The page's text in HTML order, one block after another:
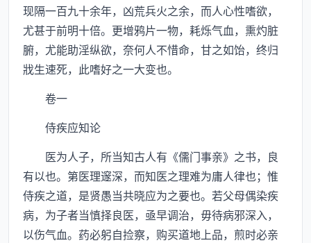
现隔一百九十余年，凶荒兵火之余，而人心性嗜欲，
尤甚于前明十倍。更增鸦片一物，耗烁气血，熏灼脏
腑，尤能助淫纵欲，奈何人不惜命，甘之如饴，终归
戕生速死，此嗜好之一大变也。
卷一
侍疾应知论
医为人子，所当知古人有《儒门事亲》之书，良
有以也。第医理邃深，而知医之理难为庸人律也；惟
侍疾之道，是贤愚当共晓应为之要也。若父母偶染疾
病，为子者当慎择良医，亟早调治，毋待病邪深入，
以伤气血。药必躬自捡察，购买道地上品，煎时必亲